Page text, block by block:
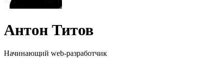
Антон Титов
Начинающий web-разработчик